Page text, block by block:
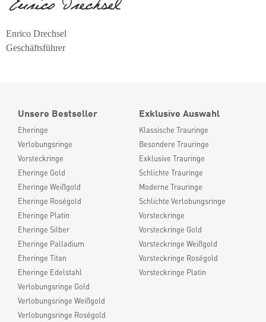
Enrico Drechsel
Geschäftsführer
Unsere Bestseller
Eheringe
Verlobungsringe
Vorsteckringe
Eheringe Gold
Eheringe Weißgold
Eheringe Roségold
Eheringe Platin
Eheringe Silber
Eheringe Palladium
Eheringe Titan
Eheringe Edelstahl
Verlobungsringe Gold
Verlobungsringe Weißgold
Verlobungsringe Roségold
Exklusive Auswahl
Klassische Trauringe
Besondere Trauringe
Exklusive Trauringe
Schlichte Trauringe
Moderne Trauringe
Schlichte Verlobungsringe
Vorsteckringe
Vorsteckringe Gold
Vorsteckringe Weißgold
Vorsteckringe Roségold
Vorsteckringe Platin